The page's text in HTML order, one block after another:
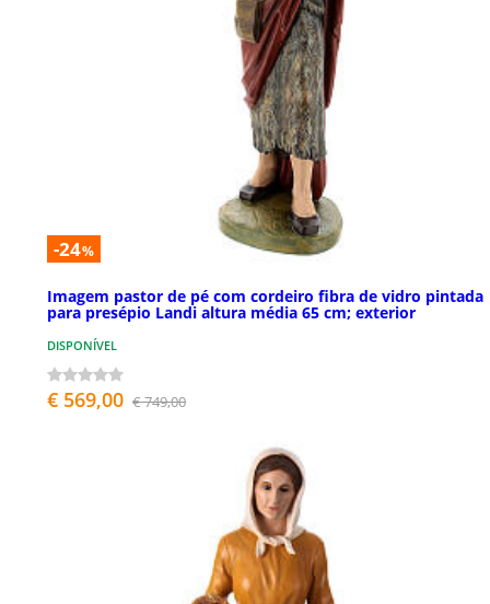
-24%
Imagem pastor de pé com cordeiro fibra de vidro pintada
para presépio Landi altura média 65 cm; exterior
DISPONÍVEL
€ 569,00 € 749,00